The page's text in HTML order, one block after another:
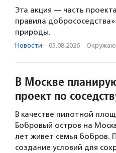
Эта акция — часть
правила
природы.
Новости · 05.08.2026 ·
В Москве
проект по
В качестве пилотной
Бобровый остров на
лет живет семья бобров.
создание условий для